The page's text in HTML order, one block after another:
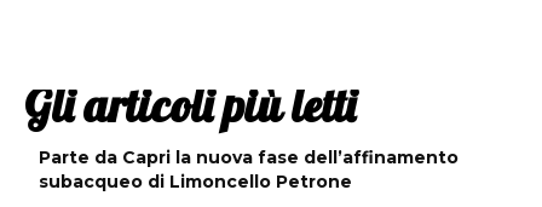
Gli articoli più letti
Parte da Capri la nuova fase dell’affinamento
subacqueo di Limoncello Petrone